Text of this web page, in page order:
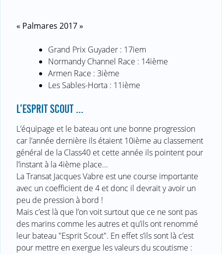
« Palmares 2017 »
Grand Prix Guyader : 17iem
Normandy Channel Race : 14ième
Armen Race : 3ième
Les Sables-Horta : 11ième
L’ESPRIT SCOUT ...
L’équipage et le bateau ont une bonne progression
car l’année dernière ils étaient 10ième au classement
général de la Class40 et cette année ils pointent pour
l’instant à la 4ième place...
La Transat Jacques Vabre est une course importante
avec un coefficient de 4 et donc il devrait y avoir un
peu de pression à bord !
Mais c’est là que l’on voit surtout que ce ne sont pas
des marins comme les autres et qu’ils ont renommé
leur bateau "Esprit Scout". En effet s’ils sont là c’est
pour mettre en exergue les valeurs du scoutisme :